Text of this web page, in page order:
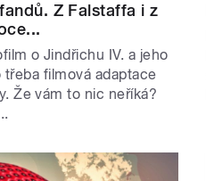
Z Falstaffa i z
o Jindřichu IV. a jeho
filmová adaptace
Že vám to nic neříká?